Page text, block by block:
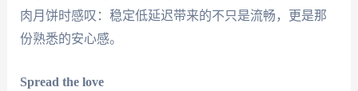
肉月饼时感叹：稳定低延迟带来的不只是流畅，更是那
份熟悉的安心感。
Spread the love